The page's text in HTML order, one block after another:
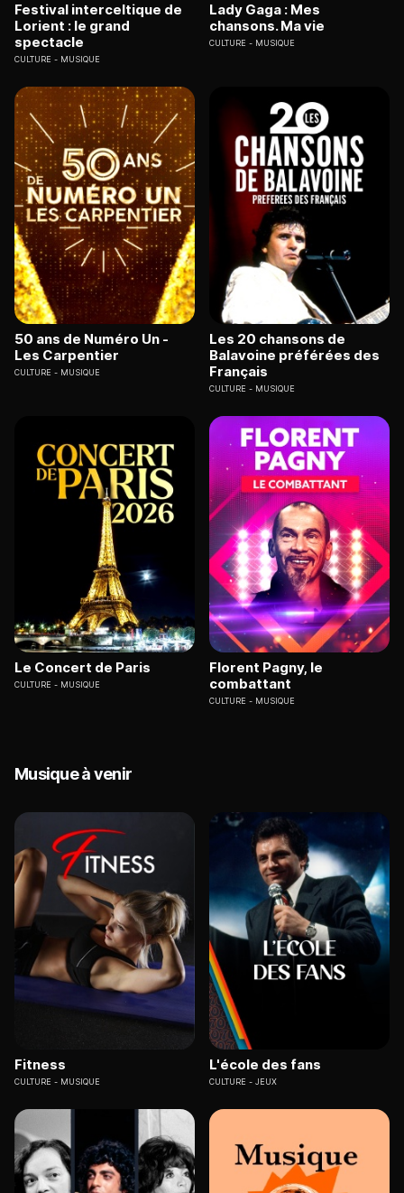
Festival interceltique de
Lorient : le grand
spectacle
CULTURE MUSIQUE
Lady Gaga : Mes
chansons. Ma vie
CULTURE MUSIQUE
50 ans de Numéro Un -
Les Carpentier
CULTURE MUSIQUE
Les 20 chansons de
Balavoine préférées des
Français
CULTURE MUSIQUE
Le Concert de Paris
CULTURE MUSIQUE
Florent Pagny, le
combattant
CULTURE MUSIQUE
Musique à venir
Fitness
CULTURE MUSIQUE
L'école des fans
CULTURE JEUX